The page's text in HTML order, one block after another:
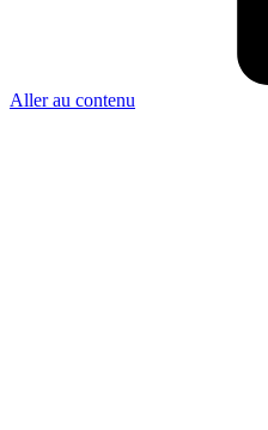
Aller au contenu